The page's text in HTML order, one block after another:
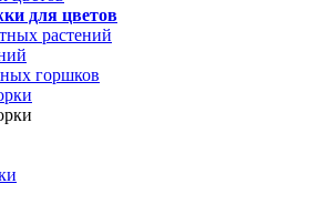
для цветов
растений
горшков